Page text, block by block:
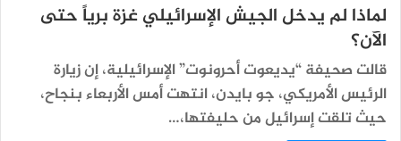
لماذا لم يدخل الجيش الإسرائيلي غزة برياً حتى
الآن؟
قالت صحيفة “يديعوت أحرونوت” الإسرائيلية، إن زيارة
الرئيس الأمريكي، جو بايدن، انتهت أمس الأربعاء بنجاح،
حيث تلقت إسرائيل من حليفتها،…